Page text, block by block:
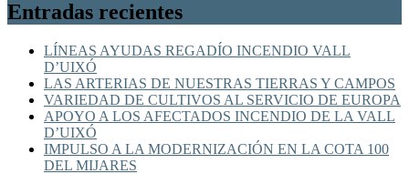
Entradas recientes
LÍNEAS AYUDAS REGADÍO INCENDIO VALL
D’UIXÓ
LAS ARTERIAS DE NUESTRAS TIERRAS Y CAMPOS
VARIEDAD DE CULTIVOS AL SERVICIO DE EUROPA
APOYO A LOS AFECTADOS INCENDIO DE LA VALL
D’UIXÓ
IMPULSO A LA MODERNIZACIÓN EN LA COTA 100
DEL MIJARES